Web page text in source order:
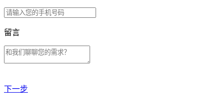
留言
下一步